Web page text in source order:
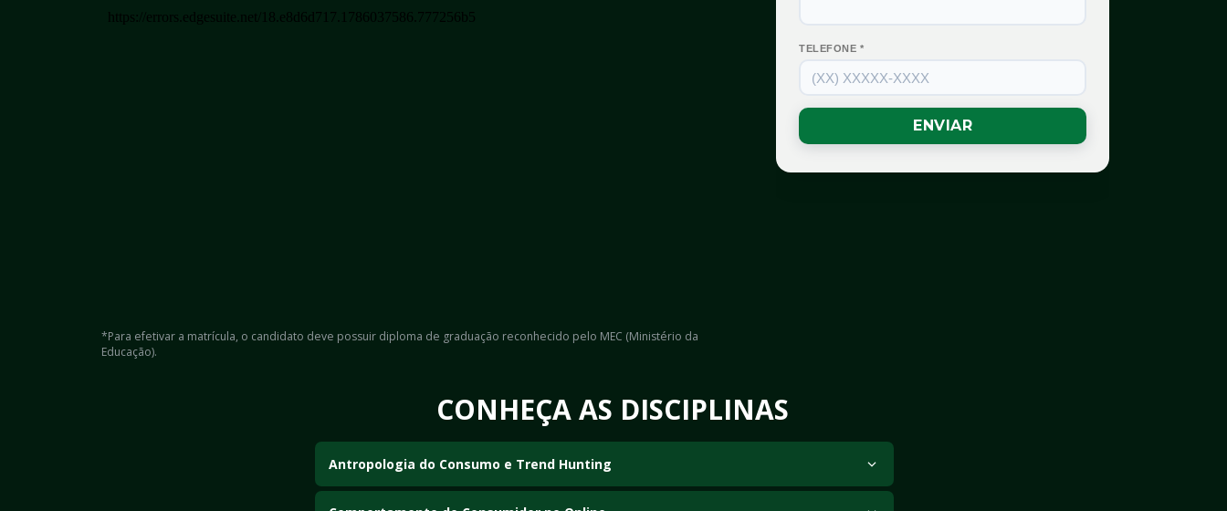
*Para efetivar a matrícula, o candidato deve possuir diploma de graduação reconhecido pelo MEC (Ministério da
Educação).
CONHEÇA AS DISCIPLINAS
Antropologia do Consumo e Trend Hunting
.